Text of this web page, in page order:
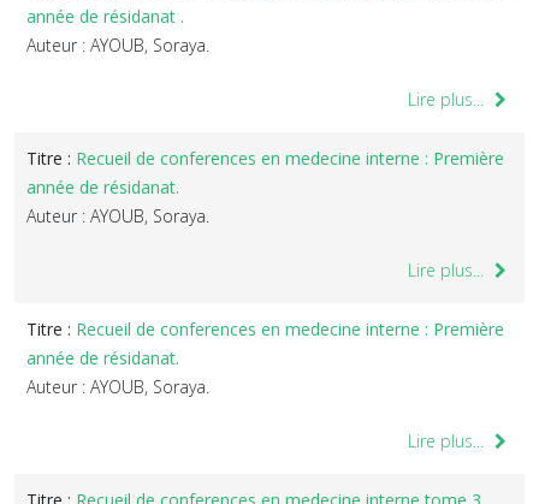
année de résidanat .
Auteur : AYOUB, Soraya.
Lire plus...
Titre : Recueil de conferences en medecine interne : Première
année de résidanat.
Auteur : AYOUB, Soraya.
Lire plus...
Titre : Recueil de conferences en medecine interne : Première
année de résidanat.
Auteur : AYOUB, Soraya.
Lire plus...